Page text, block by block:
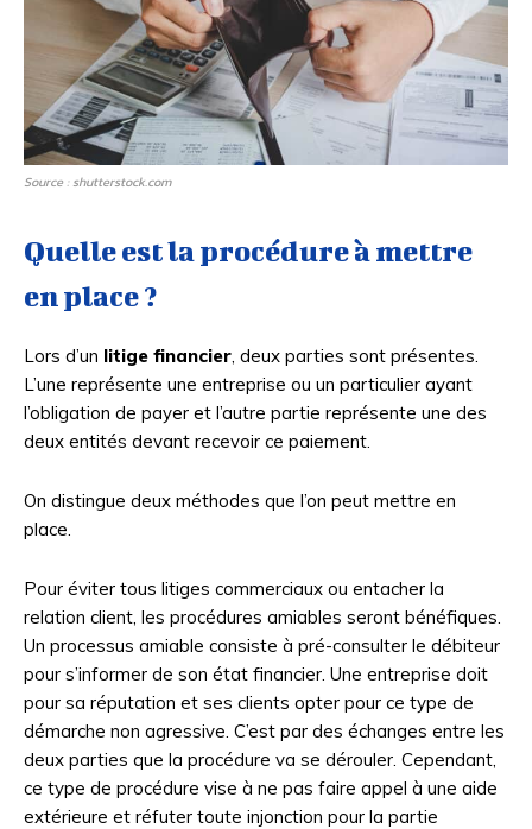
Source : shutterstock.com
Quelle est la procédure à mettre
en place ?
Lors d’un litige financier , deux parties sont présentes.
L’une représente une entreprise ou un particulier ayant
l’obligation de payer et l’autre partie représente une des
deux entités devant recevoir ce paiement.
On distingue deux méthodes que l’on peut mettre en
place.
Pour éviter tous litiges commerciaux ou entacher la
relation client, les procédures amiables seront bénéfiques.
Un processus amiable consiste à pré-consulter le débiteur
pour s’informer de son état financier. Une entreprise doit
pour sa réputation et ses clients opter pour ce type de
démarche non agressive. C’est par des échanges entre les
deux parties que la procédure va se dérouler. Cependant,
ce type de procédure vise à ne pas faire appel à une aide
extérieure et réfuter toute injonction pour la partie